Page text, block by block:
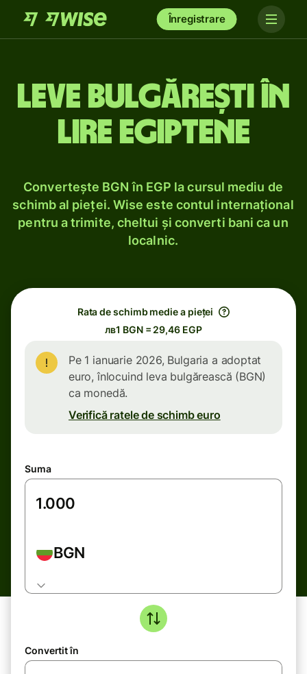
Înregistrare
Leve bulgărești în
lire egiptene
Convertește BGN în EGP la cursul mediu de
schimb al pieței. Wise este contul internațional
pentru a trimite, cheltui și converti bani ca un
localnic.
Rata de schimb medie a pieței
лв1 BGN = 29,46 EGP
Pe 1 ianuarie 2026, Bulgaria a adoptat
euro, înlocuind leva bulgărească (BGN)
ca monedă.
Verifică ratele de schimb euro
Suma
BGN
Convertit în